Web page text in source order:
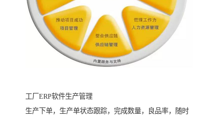
工厂ERP软件生产管理
生产下单，生产单状态跟踪，完成数量，良品率，随时